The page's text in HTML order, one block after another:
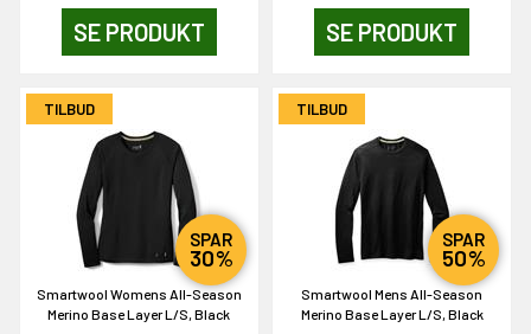
SE PRODUKT SE PRODUKT
TILBUD
SPAR
30%
Smartwool Womens All-Season
Merino Base Layer L/S, Black
TILBUD
SPAR
50%
Smartwool Mens All-Season
Merino Base Layer L/S, Black
PÅ
om et gavekort på
om måneden